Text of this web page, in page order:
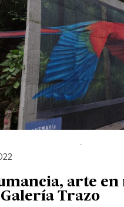
arte en
Trazo